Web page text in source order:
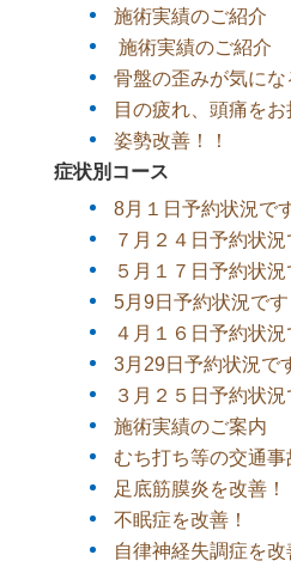
施術実績のご紹介
施術実績のご紹介
骨盤の歪みが気にな
目の疲れ、頭痛を
姿勢改善！！
症状別コース
8月１日予約状況で
７月２４日予約状況
５月１７日予約状況
5月9日予約状況です
４月１６日予約状況
3月29日予約状況で
３月２５日予約状況
施術実績のご案内
むち打ち等の交通事
足底筋膜炎を改善！
不眠症を改善！
自律神経失調症を改